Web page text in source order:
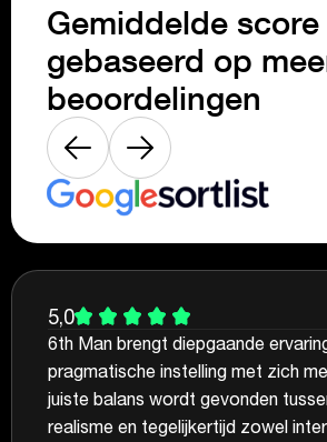
Gemiddelde score
gebaseerd op
beoordelingen
5,0
6th Man brengt diepgaande
pragmatische instelling met zich
juiste balans wordt gevonden
realisme en tegelijkertijd zowel